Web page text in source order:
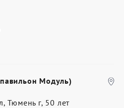
Модуль)
Тюмень г, 50 лет